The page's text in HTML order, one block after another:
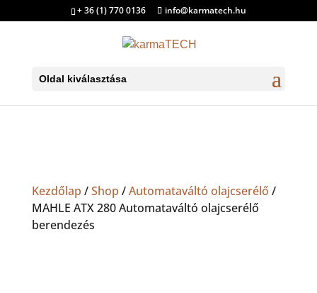
+ 36 (1) 770 0136 info@karmatech.hu
Oldal kiválasztása
Kezdőlap /Shop /Automataváltó olajcserélő /
MAHLE ATX 280 Automataváltó olajcserélő
berendezés